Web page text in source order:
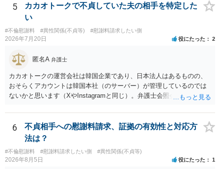
貞発覚後、長期間同居を続けると、不貞を許したとの評価につながる
場合がありますので、ご注意ください。 以上、ご参考まで。
5
カカオトークで不貞していた夫の相手を特定した
い
#不倫慰謝料 #異性関係(不貞等) #慰謝料請求したい側
2026年7月20日 役にたった 2
匿名A 弁護士
カカオトークの運営会社は韓国企業であり、日本法人はあるものの、
おそらくアカウントは韓国本社（のサーバー）が管理しているのでは
ないかと思います（XやInstagramと同じ）。弁護士会照会は日本法に
対する照会は基本的にできないと解されています（弁護士会によって
は例外的に認める扱いもありますが、かなり限定されているので一般
的ではないでしょう）。もし韓国本社がアカウント管理をしているな
ら、日本法人へ送っても「ウチでは管理していない」という回答にな
ります。 個人で直接他人のID情報の開示を求めても拒否されるでしょ
6
不貞相手への慰謝料請求、証拠の有効性と対応方
法は？
#不倫慰謝料 #慰謝料請求したい側 #異性関係(不貞等)
2026年8月5日 役にたった 1